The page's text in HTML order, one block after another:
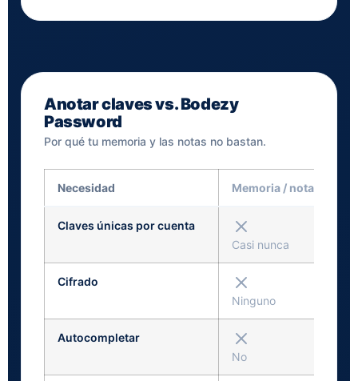
Anotar claves vs. Bodezy
Password
Por qué tu memoria y las notas no bastan.
Necesidad Memoria / notas
Claves únicas por cuenta
Casi nunca
Cifrado
Ninguno
Autocompletar
No